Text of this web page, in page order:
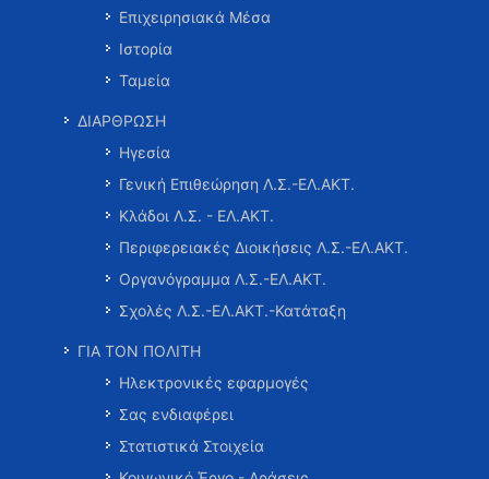
Επιχειρησιακά Μέσα
Ιστορία
Ταμεία
ΔΙΑΡΘΡΩΣΗ
Ηγεσία
Γενική Επιθεώρηση Λ.Σ.-ΕΛ.ΑΚΤ.
Κλάδοι Λ.Σ. - ΕΛ.ΑΚΤ.
Περιφερειακές Διοικήσεις Λ.Σ.-ΕΛ.ΑΚΤ.
Οργανόγραμμα Λ.Σ.-ΕΛ.ΑΚΤ.
Σχολές Λ.Σ.-ΕΛ.ΑΚΤ.-Κατάταξη
ΓΙΑ ΤΟΝ ΠΟΛΙΤΗ
Ηλεκτρονικές εφαρμογές
Σας ενδιαφέρει
Στατιστικά Στοιχεία